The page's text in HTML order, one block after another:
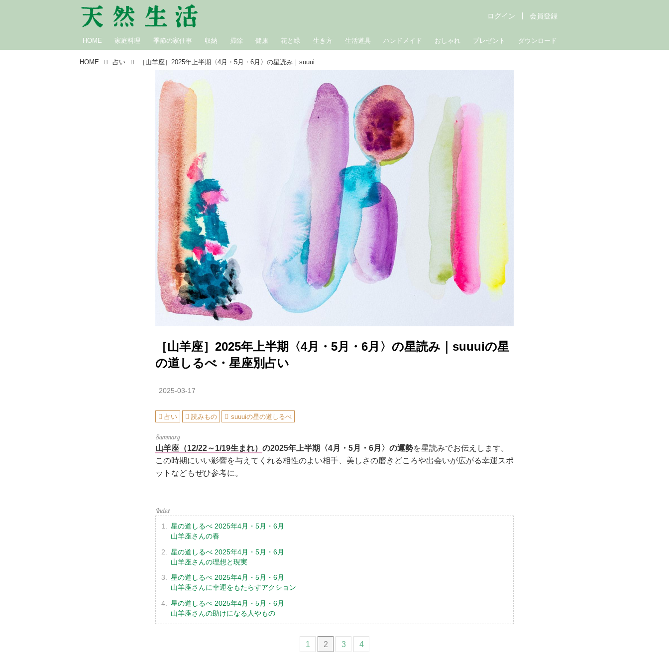
HOME 家庭料理 季節の家仕事 収納 掃除 健康 花と緑 生き方 生活道具 ハンドメイド おしゃれ プレゼント ダウンロード
ログイン 会員登録
HOME 占い ［山羊座］2025年上半期〈4月・5月・6月〉の星読み｜suuuiの星の道しるべ・星座別占い
［山羊座］2025年上半期〈4月・5月・6月〉の星読み｜suuuiの星
の道しるべ・星座別占い
2025-03-17
占い 読みもの suuuiの星の道しるべ
山羊座（12/22～1/19生まれ） の2025年上半期〈4月・5月・6月〉の運勢を星読みでお伝えします。
この時期にいい影響を与えてくれる相性のよい相手、美しさの磨きどころや出会いが広がる幸運スポ
ットなどもぜひ参考に。
星の道しるべ 2025年4月・5月・6月
山羊座さんの春
星の道しるべ 2025年4月・5月・6月
山羊座さんの理想と現実
星の道しるべ 2025年4月・5月・6月
山羊座さんに幸運をもたらすアクション
星の道しるべ 2025年4月・5月・6月
山羊座さんの助けになる人やもの
1 2 3 4